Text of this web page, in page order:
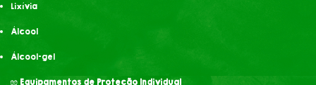
Lixívia
Álcool
Álcool-gel
🧤 Equipamentos de Proteção Individual